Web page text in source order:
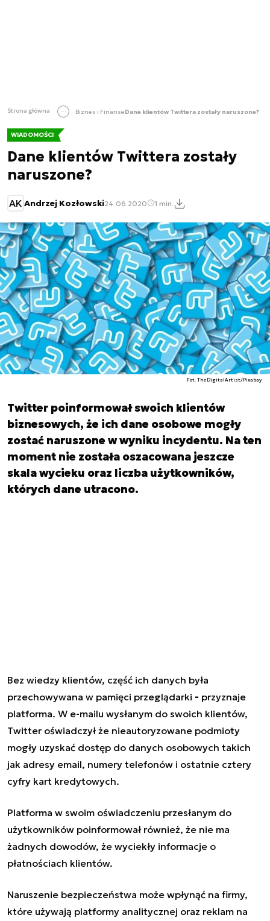
Strona główna Biznes i FinanseDane klientów Twittera zostały naruszone?
WIADOMOŚCI
Dane klientów Twittera zostały
naruszone?
AK Andrzej Kozłowski24.06.2020 1 min.
Fot. TheDigitalArtist/Pixabay
Twitter poinformował swoich klientów
biznesowych, że ich dane osobowe mogły
zostać naruszone w wyniku incydentu. Na ten
moment nie została oszacowana jeszcze
skala wycieku oraz liczba użytkowników,
których dane utracono.
Bez wiedzy klientów, część ich danych była
przechowywana w pamięci przeglądarki - przyznaje
platforma. W e-mailu wysłanym do swoich klientów,
Twitter oświadczył że nieautoryzowane podmioty
mogły uzyskać dostęp do danych osobowych takich
jak adresy email, numery telefonów i ostatnie cztery
cyfry kart kredytowych.
Platforma w swoim oświadczeniu przesłanym do
użytkowników poinformował również, że nie ma
żadnych dowodów, że wyciekły informacje o
płatnościach klientów.
Naruszenie bezpieczeństwa może wpłynąć na firmy,
które używają platformy analitycznej oraz reklam na